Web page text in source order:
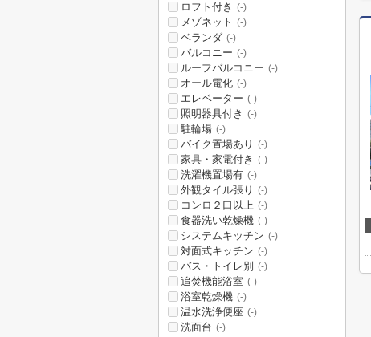
ロフト付き (-)
メゾネット (-)
ベランダ (-)
バルコニー (-)
ルーフバルコニー (-)
オール電化 (-)
エレベーター (-)
照明器具付き (-)
駐輪場 (-)
バイク置場あり (-)
家具・家電付き (-)
洗濯機置場有 (-)
外観タイル張り (-)
コンロ２口以上 (-)
食器洗い乾燥機 (-)
システムキッチン (-)
対面式キッチン (-)
バス・トイレ別 (-)
追焚機能浴室 (-)
浴室乾燥機 (-)
温水洗浄便座 (-)
洗面台 (-)